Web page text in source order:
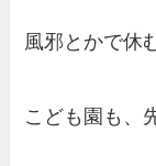
風邪とかで休
こども園も、